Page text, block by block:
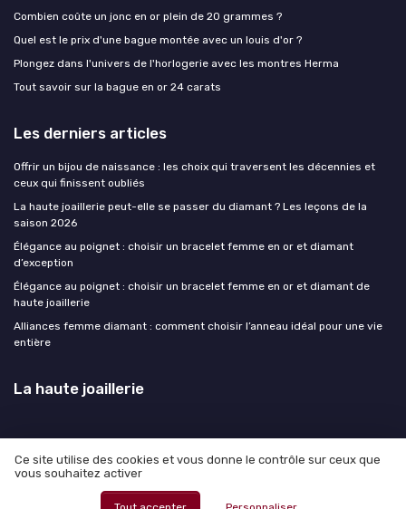
Combien coûte un jonc en or plein de 20 grammes ?
Quel est le prix d'une bague montée avec un louis d'or ?
Plongez dans l'univers de l'horlogerie avec les montres Herma
Tout savoir sur la bague en or 24 carats
Les derniers articles
Offrir un bijou de naissance : les choix qui traversent les décennies et
ceux qui finissent oubliés
La haute joaillerie peut-elle se passer du diamant ? Les leçons de la
saison 2026
Élégance au poignet : choisir un bracelet femme en or et diamant
d’exception
Élégance au poignet : choisir un bracelet femme en or et diamant de
haute joaillerie
Alliances femme diamant : comment choisir l’anneau idéal pour une vie
entière
La haute joaillerie
Mentions légales
© La haute joaillerie 2026
Ce site utilise des cookies et vous donne le contrôle sur ceux que
vous souhaitez activer